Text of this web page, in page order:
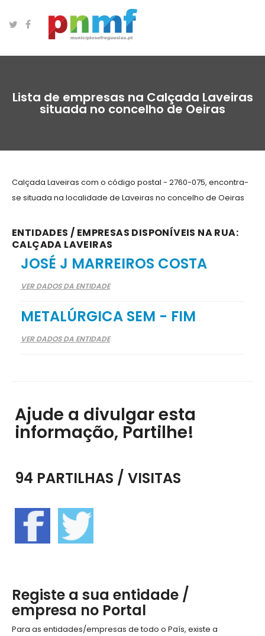
Lista de empresas na Calçada Laveiras
situada no concelho de Oeiras
Calçada Laveiras com o código postal - 2760-075, encontra-
se situada na localidade de Laveiras no concelho de Oeiras
ENTIDADES / EMPRESAS DISPONÍVEIS NA RUA:
CALÇADA LAVEIRAS
JOSÉ J MARREIROS COSTA
VER DADOS DA ENTIDADE
METALÚRGICA SEM - FIM
VER DADOS DA ENTIDADE
Ajude a divulgar esta
informação, Partilhe!
94 PARTILHAS / VISITAS
Registe a sua entidade /
empresa no Portal
Para as entidades/empresas de todo o País, existe a